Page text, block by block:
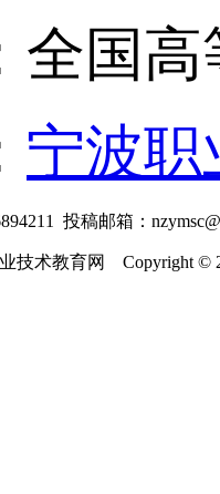
全国
宁波
投稿邮箱：
术教育网 Copyright ©